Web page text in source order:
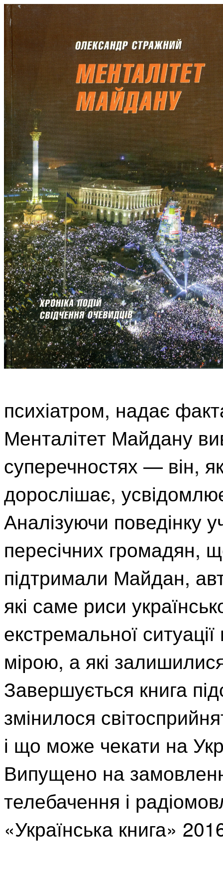
психіатром, надає
Менталітет Майдану
суперечностях — він,
дорослішає,
Аналізуючи поведінку
пересічних громадян,
підтримали Майдан,
які саме риси
екстремальної
мірою, а які
Завершується книга
змінилося
і що може чекати на
Випущено на
телебачення і
«Українська книга»